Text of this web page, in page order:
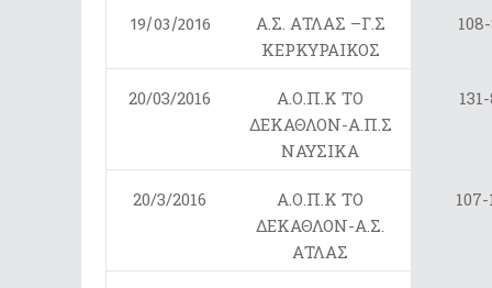
19/03/2016
Α.Σ. ΑΤΛΑΣ –Γ.Σ
ΚΕΡΚΥΡΑΙΚΟΣ
20/03/2016
Α.Ο.Π.Κ ΤΟ
ΔΕΚΑΘΛΟΝ-Α.Π.Σ
ΝΑΥΣΙΚΑ
20/3/2016
Α.Ο.Π.Κ ΤΟ
ΔΕΚΑΘΛΟΝ-Α.Σ.
ΑΤΛΑΣ
107-